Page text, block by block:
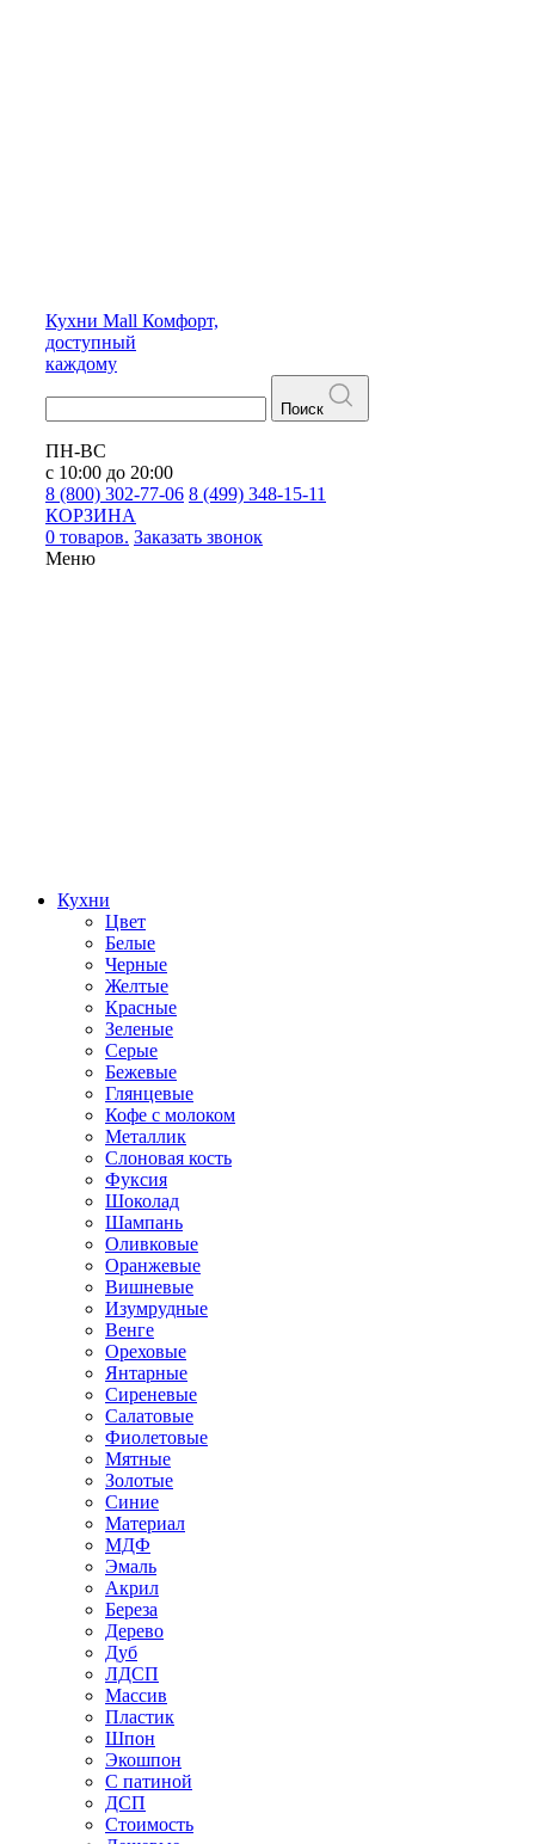
Кухни Mall Комфорт,
доступный
каждому
Поиск
ПН-ВС
с 10:00 до 20:00
8 (800) 302-77-06 8 (499) 348-15-11
КОРЗИНА
0 товаров. Заказать звонок
Меню
Кухни
Цвет
Белые
Черные
Желтые
Красные
Зеленые
Серые
Бежевые
Глянцевые
Кофе с молоком
Металлик
Слоновая кость
Фуксия
Шоколад
Шампань
Оливковые
Оранжевые
Вишневые
Изумрудные
Венге
Ореховые
Янтарные
Сиреневые
Салатовые
Фиолетовые
Мятные
Золотые
Синие
Материал
МДФ
Эмаль
Акрил
Береза
Дерево
Дуб
ЛДСП
Массив
Пластик
Шпон
Экошпон
С патиной
ДСП
Стоимость